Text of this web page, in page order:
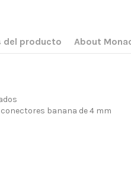
del producto About
banana de 4 mm